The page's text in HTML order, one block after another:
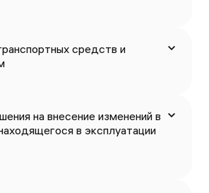
средств и
на внесение изменений в
в эксплуатации